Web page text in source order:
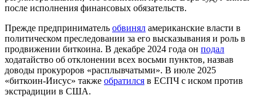
после исполнения финансовых обязательств.
Прежде предприниматель обвинял американские власти в
политическом преследовании за его высказывания и роль в
продвижении биткоина. В декабре 2024 года он подал
ходатайство об отклонении всех восьми пунктов, назвав
доводы прокуроров «расплывчатыми». В июле 2025
«биткоин-Иисус» также обратился в ЕСПЧ с иском против
экстрадиции в США.